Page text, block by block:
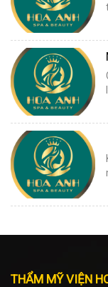
THẨM MỸ VIỆN